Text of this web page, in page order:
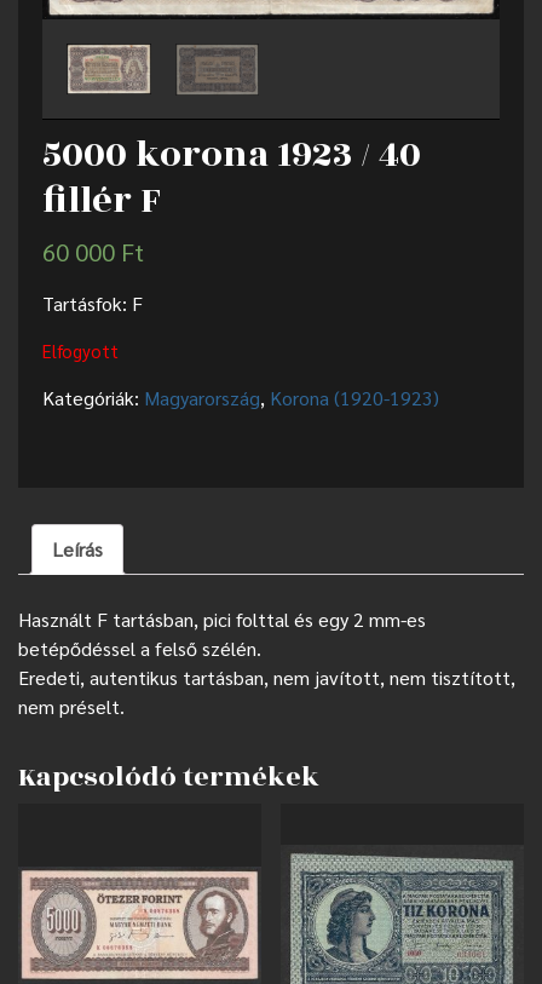
5000 korona 1923 / 40
fillér F
60 000 Ft
Tartásfok: F
Elfogyott
Kategóriák: Magyarország, Korona (1920-1923)
Leírás
Használt F tartásban, pici folttal és egy 2 mm-es
betépődéssel a felső szélén.
Eredeti, autentikus tartásban, nem javított, nem tisztított,
nem préselt.
Kapcsolódó termékek